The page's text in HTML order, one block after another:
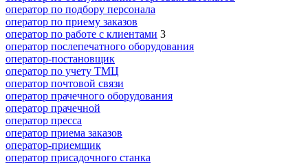
оператор по подбору персонала
оператор по приему заказов
оператор по работе с клиентами 3
оператор послепечатного оборудования
оператор-постановщик
оператор по учету ТМЦ
оператор почтовой связи
оператор прачечного оборудования
оператор прачечной
оператор пресса
оператор приема заказов
оператор-приемщик
оператор присадочного станка